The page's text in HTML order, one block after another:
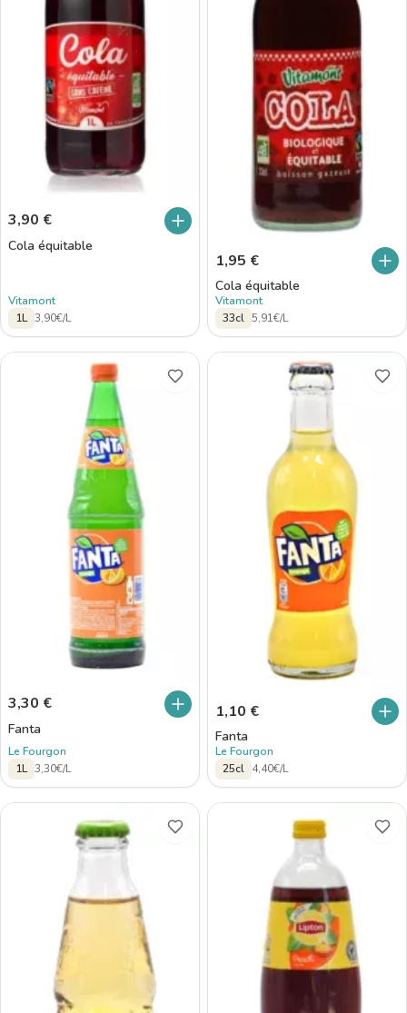
3,90 €
Cola équitable
Vitamont
1L 3,90€/L
1,95 €
Cola équitable
Vitamont
33cl 5,91€/L
3,30 €
Fanta
Le Fourgon
1L 3,30€/L
1,10 €
Fanta
Le Fourgon
25cl 4,40€/L